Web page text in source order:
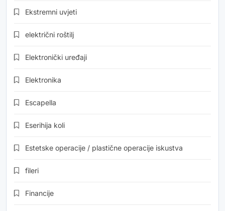
Ekstremni uvjeti
električni roštilj
Elektronički uređaji
Elektronika
Escapella
Eserihija koli
Estetske operacije / plastične operacije iskustva
fileri
Financije